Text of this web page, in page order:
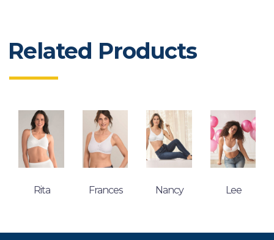
Related Products
Rita Frances Nancy Lee